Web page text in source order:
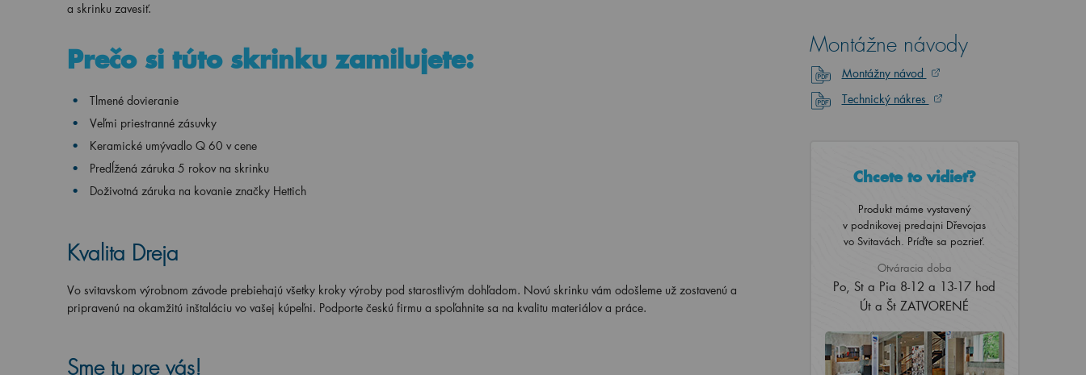
a skrinku zavesiť.
Prečo si túto skrinku zamilujete:
Tlmené dovieranie
Veľmi priestranné zásuvky
Keramické umývadlo Q 60 v cene
Predĺžená záruka 5 rokov na skrinku
Doživotná záruka na kovanie značky Hettich
Kvalita Dreja
Vo svitavskom výrobnom závode prebiehajú všetky kroky výroby pod starostlivým dohľadom. Novú skrinku vám odošleme už zostavenú a
pripravenú na okamžitú inštaláciu vo vašej kúpeľni. Podporte českú firmu a spoľahnite sa na kvalitu materiálov a práce.
Sme tu pre vás!
Montážne návody
Montážny návod
Technický nákres
Chcete to vidieť?
Produkt máme vystavený
v podnikovej predajni Dřevojas
vo Svitavách. Príďte sa pozrieť.
Otváracia doba
Po, St a Pia 8-12 a 13-17 hod
Út a Št ZATVORENÉ